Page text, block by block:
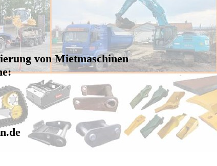
von Mietmaschinen